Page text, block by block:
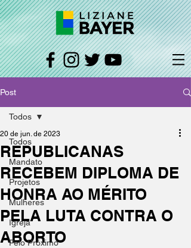
Post
Todos
Mandato
Projetos
Mulheres
Igreja
Pelo Próximo
Todos
REPUBLICANAS
RECEBEM DIPLOMA DE
HONRA AO MÉRITO
PELA LUTA CONTRA O
ABORTO
20 de jun. de 2023